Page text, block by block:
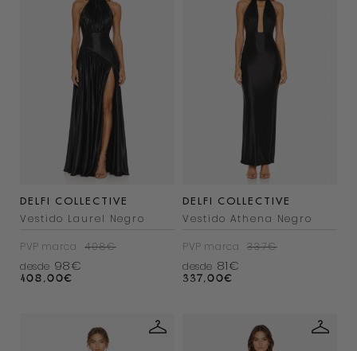
DELFI COLLECTIVE
Vestido Laurel Negro
PVP marca
408€
desde 98€
408,00€
DELFI COLLECTIVE
Vestido Athena Negro
PVP marca
337€
desde 81€
337,00€